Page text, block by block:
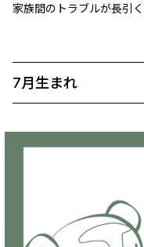
家族間のトラブルが長引
7月生まれ